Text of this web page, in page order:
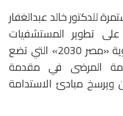
للدكتور خالد عبدالغفار
على تطوير المستشفيات
الحكومية، وتنفيذ مستهدفات رؤية «مصر 2030» التي تضع
المرضى في مقدمة
ويرسخ مبادئ الاستدامة